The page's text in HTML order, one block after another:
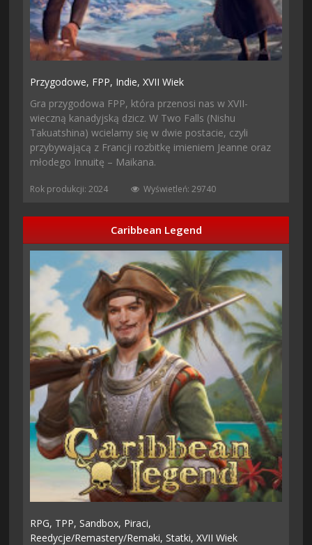
Przygodowe, FPP, Indie,XVII Wiek
Gra przygodowa FPP, która przenosi nas w XVII-
wieczną kanadyjską dzicz. W Two Falls (Nishu
Takuatshina) wcielamy się w dwie postacie, czyli
przybywającą z Francji rozbitkę imieniem Jeanne oraz
młodego Innuitę – Maikana.
Rok produkcji: 2024 Wyświetleń: 29740
Caribbean Legend
RPG, TPP,Sandbox, Piraci,
Reedycje/remastery/remaki,Statki,XVII Wiek